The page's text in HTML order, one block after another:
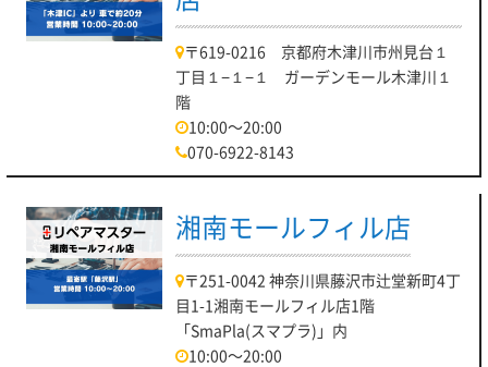
〒619-0216 京都府木津川市州見台１
丁目１−１−１ ガーデンモール木津川１
階
10:00～20:00
070-6922-8143
湘南モールフィル店
〒251-0042 神奈川県藤沢市辻堂新町4丁
目1-1湘南モールフィル店1階
「SmaPla(スマプラ)」内
10:00～20:00